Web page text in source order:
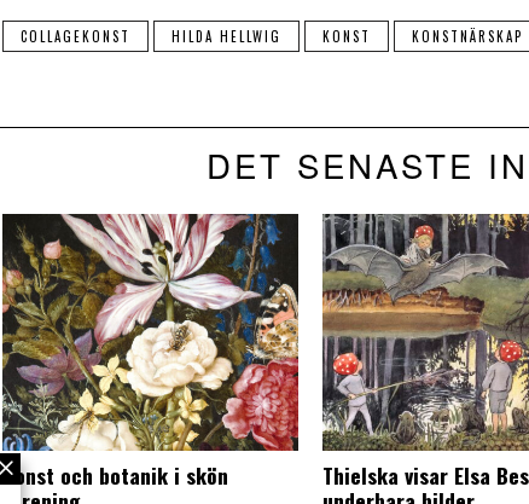
COLLAGEKONST HILDA HELLWIG KONST KONSTNÄRSKAP
DET SENASTE
Konst och botanik i skön
Thielska visar Elsa